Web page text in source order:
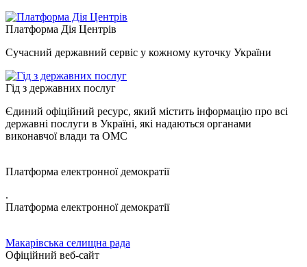
Платформа Дія Центрів
Сучасний державний сервіс у кожному куточку України
Гід з державних послуг
Єдиний офіційний ресурс, який містить інформацію про всі
державні послуги в Україні, які надаються органами
виконавчої влади та ОМС
Платформа електронної демократії
.
Платформа електронної демократії
Макарівська селищна рада
Офіційний веб-сайт